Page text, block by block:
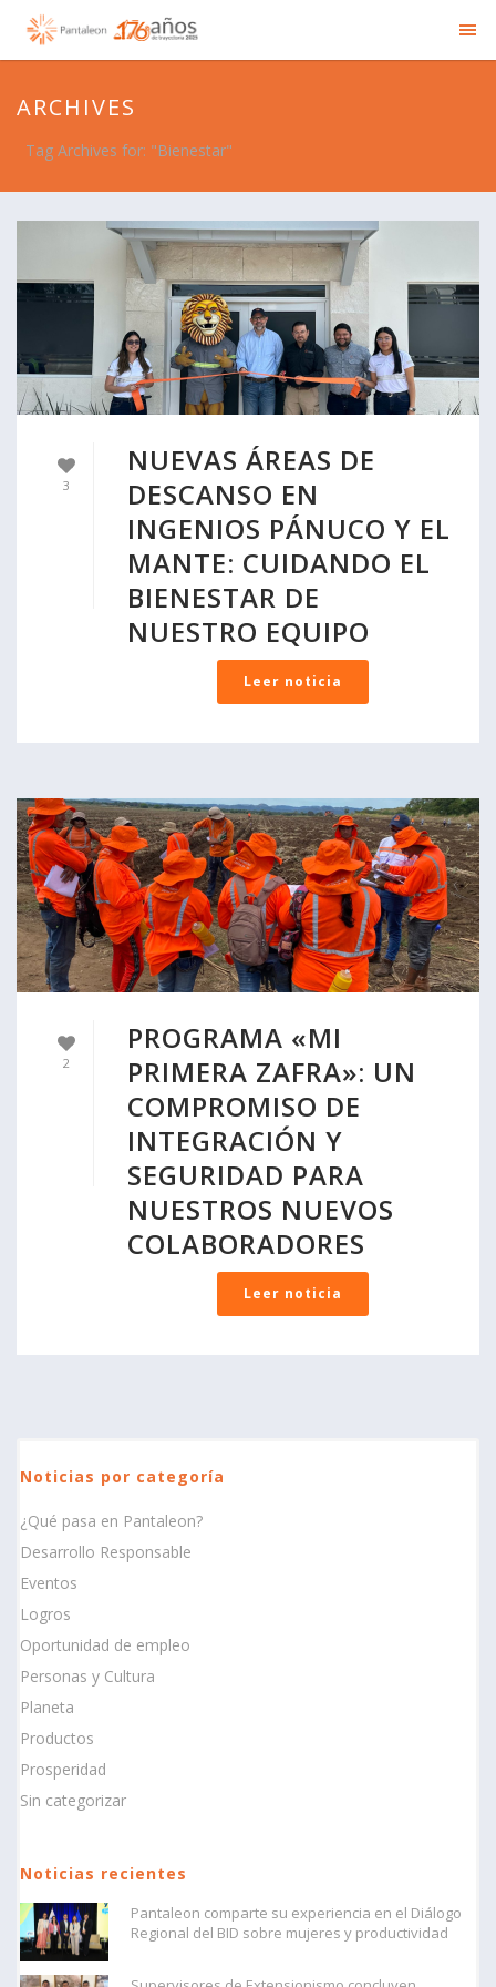
ARCHIVES
Tag Archives for: "Bienestar"
3
NUEVAS ÁREAS DE
DESCANSO EN
INGENIOS PÁNUCO Y EL
MANTE: CUIDANDO EL
BIENESTAR DE
NUESTRO EQUIPO
Leer noticia
2
PROGRAMA «MI
PRIMERA ZAFRA»: UN
COMPROMISO DE
INTEGRACIÓN Y
SEGURIDAD PARA
NUESTROS NUEVOS
COLABORADORES
Leer noticia
Noticias por categoría
¿Qué pasa en Pantaleon?
Desarrollo Responsable
Eventos
Logros
Oportunidad de empleo
Personas y Cultura
Planeta
Productos
Prosperidad
Sin categorizar
Noticias recientes
Pantaleon comparte su experiencia en el Diálogo
Regional del BID sobre mujeres y productividad